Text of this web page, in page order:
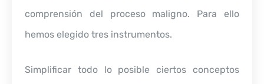
comprensión del proceso maligno. Para ello
hemos elegido tres instrumentos.
Simplificar todo lo posible ciertos conceptos